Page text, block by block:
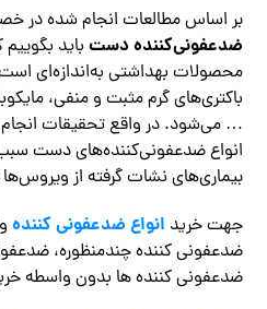
بر اساس مطالعات انجام شده در
ضدعفونی‌کننده‌ دست باید بگوییم
محصولات بهداشتی به‌اندازه‌ای
باکتری‌های گرم مثبت و منفی،
… می‌شود. در واقع تحقیقات انجام
انواع ضدعفونی‌کننده‌های دست
بیماری‌های نشات گرفته از
جهت خرید انواع ضدعفونی کننده
ضدعفونی کننده چندمنظوره،
ضدعفونی کننده ها بدون واسطه